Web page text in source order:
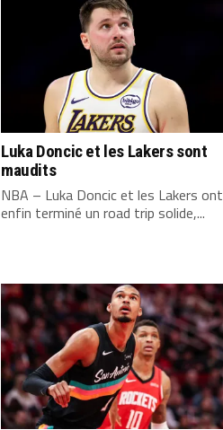
Luka Doncic et les Lakers sont
maudits
NBA – Luka Doncic et les Lakers ont
enfin terminé un road trip solide,...